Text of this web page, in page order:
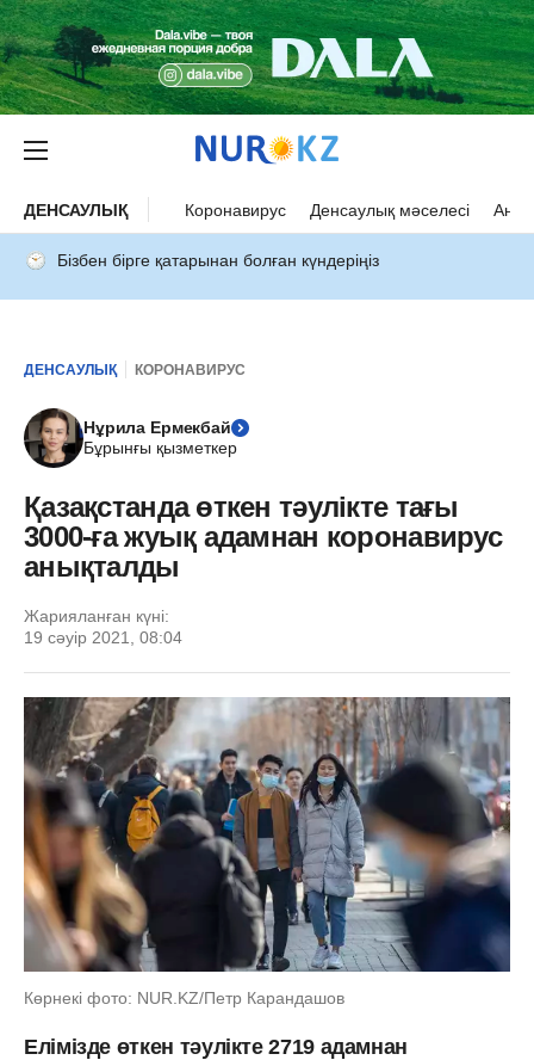
ДЕНСАУЛЫҚ Коронавирус Денсаулық мәселесі Ана
Бізбен бірге қатарынан болған күндеріңіз
ДЕНСАУЛЫҚ КОРОНАВИРУС
Нұрила Ермекбай
Бұрынғы қызметкер
Қазақстанда өткен тәулікте тағы
3000-ға жуық адамнан коронавирус
анықталды
Жарияланған күні:
19 сәуір 2021, 08:04
Көрнекі фото: NUR.KZ/Петр Карандашов
Елімізде өткен тәулікте 2719 адамнан